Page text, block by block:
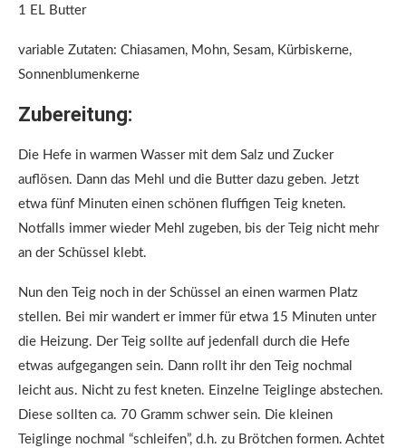
1 EL Butter
variable Zutaten: Chiasamen, Mohn, Sesam, Kürbiskerne,
Sonnenblumenkerne
Zubereitung:
Die Hefe in warmen Wasser mit dem Salz und Zucker
auflösen. Dann das Mehl und die Butter dazu geben. Jetzt
etwa fünf Minuten einen schönen fluffigen Teig kneten.
Notfalls immer wieder Mehl zugeben, bis der Teig nicht mehr
an der Schüssel klebt.
Nun den Teig noch in der Schüssel an einen warmen Platz
stellen. Bei mir wandert er immer für etwa 15 Minuten unter
die Heizung. Der Teig sollte auf jedenfall durch die Hefe
etwas aufgegangen sein. Dann rollt ihr den Teig nochmal
leicht aus. Nicht zu fest kneten. Einzelne Teiglinge abstechen.
Diese sollten ca. 70 Gramm schwer sein. Die kleinen
Teiglinge nochmal “schleifen”, d.h. zu Brötchen formen. Achtet